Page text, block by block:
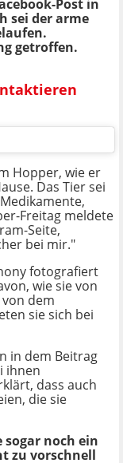
Post in
sei der arme
getroffen.
Hopper, wie er
Das Tier sei
Freitag meldete
Seite,
bei mir."
fotografiert
wie sie von
dem
sie sich bei
in dem Beitrag
ihnen
dass auch
die sie
sogar noch ein
zu vorschnell